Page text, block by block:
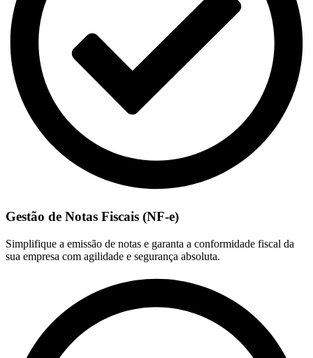
Gestão de Notas Fiscais (NF-e)
Simplifique a emissão de notas e garanta a conformidade fiscal da
sua empresa com agilidade e segurança absoluta.